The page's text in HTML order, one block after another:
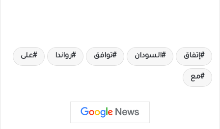
إتفاق السودان توافق رواندا على
مع